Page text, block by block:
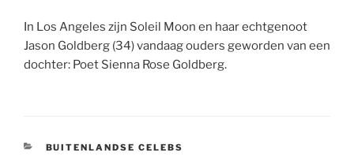
In Los Angeles zijn Soleil Moon en haar echtgenoot
Jason Goldberg (34) vandaag ouders geworden van een
dochter: Poet Sienna Rose Goldberg.
CATEGORIEËN
BUITENLANDSE CELEBS